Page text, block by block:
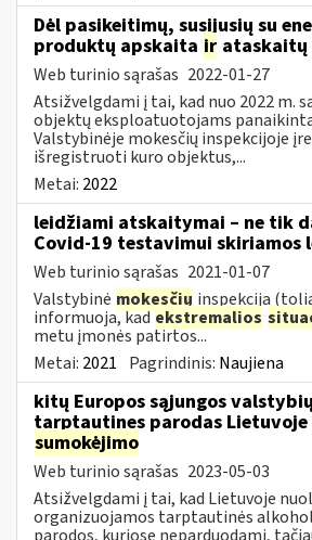
Dėl pasikeitimų, susijusių su
produktų apskaita ir
Web turinio sąrašas 2022-01-27
Atsižvelgdami į tai, kad nuo 2022 m.
objektų eksploatuotojams
Valstybinėje mokesčių inspekcijoje
išregistruoti kuro objektus,...
Metai: 2022
leidžiami atskaitymai – ne tik
Covid-19 testavimui skiriamos
Web turinio sąrašas 2021-01-07
Valstybinė mokesčių inspekcija
informuoja, kadekstremalios
metu įmonės patirtos...
Metai: 2021 Pagrindinis: Naujiena
kitų Europos sąjungos
tarptautines parodas Lietuvoje
sumokėjimo
Web turinio sąrašas 2023-05-03
Atsižvelgdami į tai, kad Lietuvoje
organizuojamos tarptautinės
parodos, kuriose neparduodami,